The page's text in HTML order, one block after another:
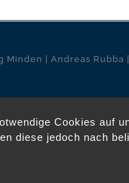
Minden | Andreas Rubba |
Cookies auf
diese jedoch nach